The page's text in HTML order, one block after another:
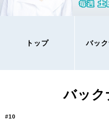
トップ バッ
バック
#10